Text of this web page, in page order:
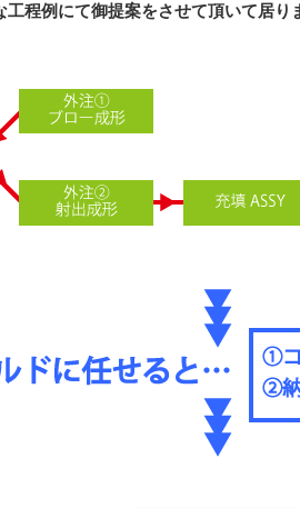
工程例にて御提案をさせて頂いて居り